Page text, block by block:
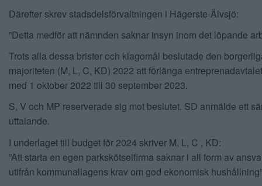
Därefter skrev stadsdelsförvaltningen i Hägerste-Älvsjö:
”Detta medför att nämnden saknar insyn inom det löpande
Trots alla dessa brister och klagomål beslutade den
majoriteten (M, L, C, KD) 2022 att förlänga
med 1 oktober 2022 till 30 september 2023.
S, V och MP reserverade sig mot beslutet. SD anmälde ett
uttalande.
I underlaget till budget för 2024 skriver M, L, C , KD:
”Att starta en egen parkskötselfirma saknar i all form av
utifrån kommunallagens krav om god ekonomisk